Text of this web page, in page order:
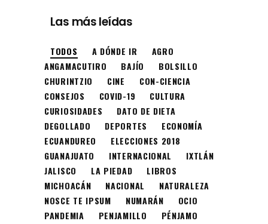
Las más leídas
TODOS A DÓNDE IR
AGRO
ANGAMACUTIRO
BAJÍO
BOLSILLO
CHURINTZIO
CINE
CON-CIENCIA
CONSEJOS
COVID-19
CULTURA
CURIOSIDADES
DATO DE DIETA
DEGOLLADO
DEPORTES
ECONOMÍA
ECUANDUREO
ELECCIONES 2018
GUANAJUATO
INTERNACIONAL
IXTLÁN
JALISCO
LA PIEDAD
LIBROS
MICHOACÁN
NACIONAL
NATURALEZA
NOSCE TE IPSUM
NUMARÁN
OCIO
PANDEMIA
PENJAMILLO
PÉNJAMO